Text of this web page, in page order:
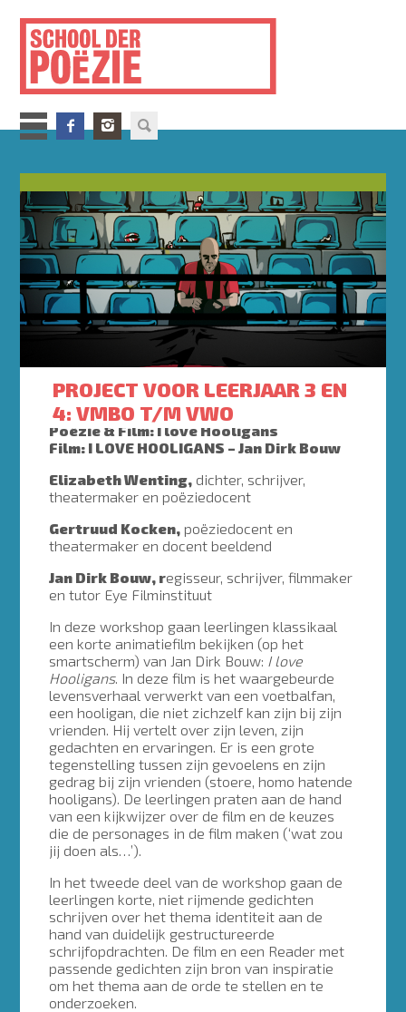
inhoud
gaan
PROJECT VOOR LEERJAAR 3 EN
4: VMBO T/M VWO
Poëzie & Film: I love Hooligans
Film: I LOVE HOOLIGANS – Jan Dirk Bouw
Elizabeth Wenting, dichter, schrijver,
theatermaker en poëziedocent
Gertruud Kocken, poëziedocent en
theatermaker en docent beeldend
Jan Dirk Bouw, regisseur, schrijver, filmmaker
en tutor Eye Filminstituut
In deze workshop gaan leerlingen klassikaal
een korte animatiefilm bekijken (op het
smartscherm) van Jan Dirk Bouw: I love
Hooligans. In deze film is het waargebeurde
levensverhaal verwerkt van een voetbalfan,
een hooligan, die niet zichzelf kan zijn bij zijn
vrienden. Hij vertelt over zijn leven, zijn
gedachten en ervaringen. Er is een grote
tegenstelling tussen zijn gevoelens en zijn
gedrag bij zijn vrienden (stoere, homo hatende
hooligans). De leerlingen praten aan de hand
van een kijkwijzer over de film en de keuzes
die de personages in de film maken (‘wat zou
jij doen als…’).
In het tweede deel van de workshop gaan de
leerlingen korte, niet rijmende gedichten
schrijven over het thema identiteit aan de
hand van duidelijk gestructureerde
schrijfopdrachten. De film en een Reader met
passende gedichten zijn bron van inspiratie
om het thema aan de orde te stellen en te
onderzoeken.